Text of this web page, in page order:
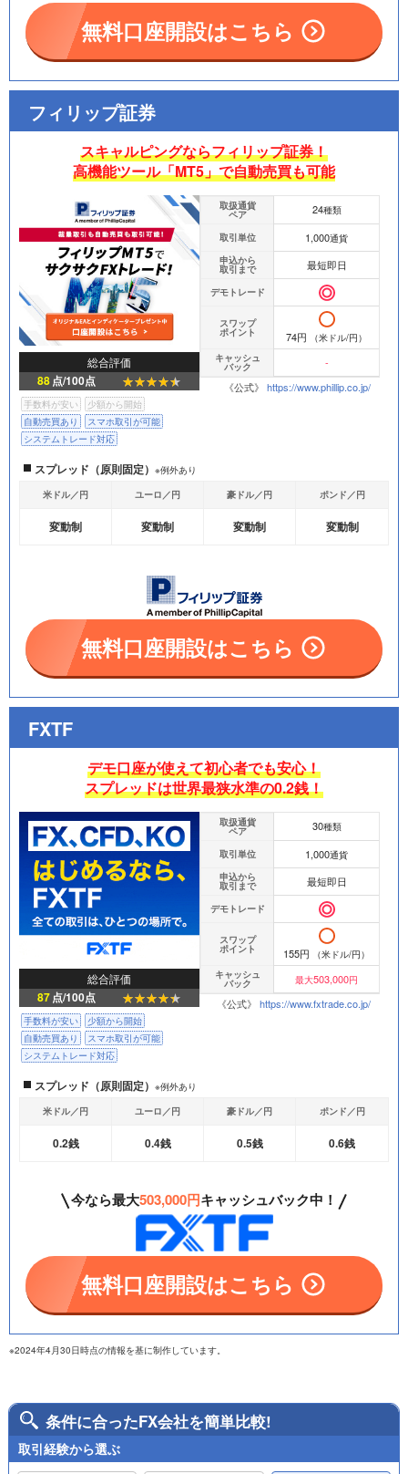
無料口座開設はこちら
フィリップ証券
スキャルピングならフィリップ証券！
高機能ツール「MT5」で自動売買も可能
総合評価
88点/100点
手数料が安い
少額から開始
自動売買あり
スマホ取引が可能
システムトレード対応
取扱通貨
ペア 24種類
取引単位 1,000通貨
申込から
取引まで 最短即日
デモトレード
スワップ
ポイント 74円
（米ドル/円）
キャッシュ
バック
-
《公式》 https://www.phillip.co.jp/
スプレッド（原則固定） ※例外あり
米ドル／円
ユーロ／円 豪ドル／円 ポンド／円
変動制 変動制 変動制 変動制
無料口座開設はこちら
FXTF
デモ口座が使えて初心者でも安心！
スプレッドは世界最狭水準の0.2銭！
総合評価
87点/100点
手数料が安い
少額から開始
自動売買あり
スマホ取引が可能
システムトレード対応
取扱通貨
ペア 30種類
取引単位 1,000通貨
申込から
取引まで 最短即日
デモトレード
スワップ
ポイント 155円
（米ドル/円）
キャッシュ
バック 最大503,000円
《公式》 https://www.fxtrade.co.jp/
スプレッド（原則固定） ※例外あり
米ドル／円
ユーロ／円 豪ドル／円 ポンド／円
0.2銭 0.4銭 0.5銭 0.6銭
今なら最大503,000円キャッシュバック中！
無料口座開設はこちら
※2024年4月30日時点の情報を基に制作しています。
条件に合ったFX会社を簡単比較!
取引経験から選ぶ